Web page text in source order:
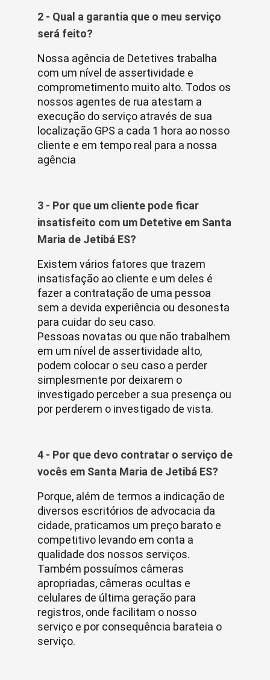
2 - Qual a garantia que o meu serviço
será feito?
Nossa agência de Detetives trabalha
com um nível de assertividade e
comprometimento muito alto. Todos os
nossos agentes de rua atestam a
execução do serviço através de sua
localização GPS a cada 1 hora ao nosso
cliente e em tempo real para a nossa
agência
3 - Por que um cliente pode ficar
insatisfeito com um Detetive em Santa
Maria de Jetibá ES?
Existem vários fatores que trazem
insatisfação ao cliente e um deles é
fazer a contratação de uma pessoa
sem a devida experiência ou desonesta
para cuidar do seu caso.
Pessoas novatas ou que não trabalhem
em um nível de assertividade alto,
podem colocar o seu caso a perder
simplesmente por deixarem o
investigado perceber a sua presença ou
por perderem o investigado de vista.
4 - Por que devo contratar o serviço de
vocês em Santa Maria de Jetibá ES?
Porque, além de termos a indicação de
diversos escritórios de advocacia da
cidade, praticamos um preço barato e
competitivo levando em conta a
qualidade dos nossos serviços.
Também possuímos câmeras
apropriadas, câmeras ocultas e
celulares de última geração para
registros, onde facilitam o nosso
serviço e por consequência barateia o
serviço.